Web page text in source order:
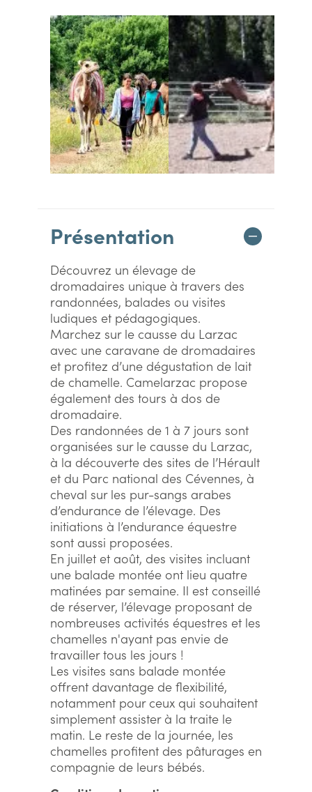
Présentation
Découvrez un élevage de
dromadaires unique à travers des
randonnées, balades ou visites
ludiques et pédagogiques.
Marchez sur le causse du Larzac
avec une caravane de dromadaires
et profitez d’une dégustation de lait
de chamelle. Camelarzac propose
également des tours à dos de
dromadaire.
Des randonnées de 1 à 7 jours sont
organisées sur le causse du Larzac,
à la découverte des sites de l’Hérault
et du Parc national des Cévennes, à
cheval sur les pur-sangs arabes
d’endurance de l’élevage. Des
initiations à l’endurance équestre
sont aussi proposées.
En juillet et août, des visites incluant
une balade montée ont lieu quatre
matinées par semaine. Il est conseillé
de réserver, l’élevage proposant de
nombreuses activités équestres et les
chamelles n'ayant pas envie de
travailler tous les jours !
Les visites sans balade montée
offrent davantage de flexibilité,
notamment pour ceux qui souhaitent
simplement assister à la traite le
matin. Le reste de la journée, les
chamelles profitent des pâturages en
compagnie de leurs bébés.